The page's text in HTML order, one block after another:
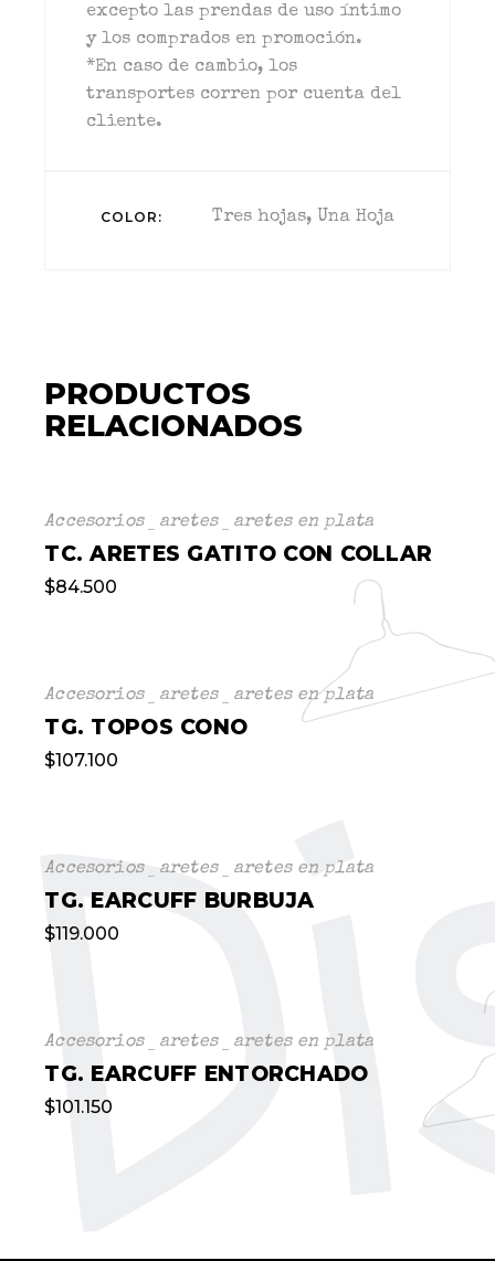
excepto las prendas de uso íntimo
y los comprados en promoción.
*En caso de cambio, los
transportes corren por cuenta del
cliente.
COLOR Tres hojas, Una Hoja
PRODUCTOS
RELACIONADOS
Accesorios aretes aretes en plata
TC. ARETES GATITO CON COLLAR
$84.500
Accesorios aretes aretes en plata
TG. TOPOS CONO
$107.100
Accesorios aretes aretes en plata
TG. EARCUFF BURBUJA
$119.000
Accesorios aretes aretes en plata
TG. EARCUFF ENTORCHADO
$101.150